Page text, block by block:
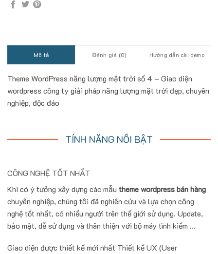
Mô tả Đánh giá (0) Hướng dẫn cài demo
Theme WordPress năng lượng mặt trời số 4 – Giao diện
wordpress công ty giải pháp năng lượng mặt trời đẹp, chuyên
nghiệp, độc đáo
TÍNH NĂNG NỔI BẬT
CÔNG NGHỆ TỐT NHẤT
Khi có ý tưởng xây dựng các mẫu theme wordpress bán hàng
chuyên nghiệp, chúng tôi đã nghiên cứu và lựa chọn công
nghệ tốt nhất, có nhiều người trên thế giới sử dụng. Update,
bảo mật, dễ sử dụng và thân thiện với bộ máy tình kiếm ...
Giao diện được thiết kế mới nhất Thiết kế UX (User